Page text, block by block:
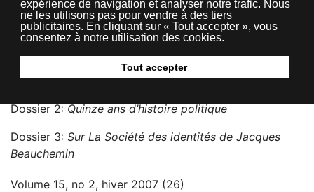
expérience de navigation et analyser notre trafic. Nous
ne les utilisons pas pour vendre à des tiers
publicitaires. En cliquant sur « Tout accepter », vous
consentez à notre utilisation des cookies.
Tout accepter
(1ère partie)
Les quinze ans du Bulletin d’histoire
politique
Dossier 2:Quinze ans d’histoire politique
Dossier 3: Sur La Société des identités de Jacques
Beauchemin
Volume 15, no 2, hiver 2007 (26)